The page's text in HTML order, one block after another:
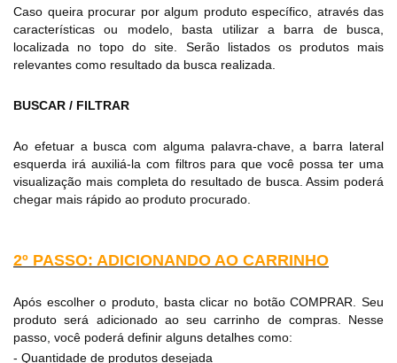
Caso queira procurar por algum produto específico, através das
características ou modelo, basta utilizar a barra de busca,
localizada no topo do site. Serão listados os produtos mais
relevantes como resultado da busca realizada.
BUSCAR / FILTRAR
Ao efetuar a busca com alguma palavra-chave, a barra lateral
esquerda irá auxiliá-la com filtros para que você possa ter uma
visualização mais completa do resultado de busca. Assim poderá
chegar mais rápido ao produto procurado.
2º PASSO: ADICIONANDO AO CARRINHO
Após escolher o produto, basta clicar no botão COMPRAR. Seu
produto será adicionado ao seu carrinho de compras. Nesse
passo, você poderá definir alguns detalhes como:
- Quantidade de produtos desejada